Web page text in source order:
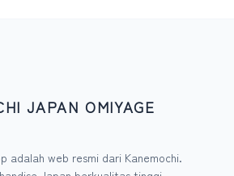
JAPAN OMIYAGE
adalah web resmi dari Kanemochi.